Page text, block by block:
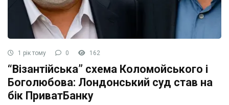
1 рік тому 0 162
“Візантійська” схема Коломойського і
Боголюбова: Лондонський суд став на
бік ПриватБанку